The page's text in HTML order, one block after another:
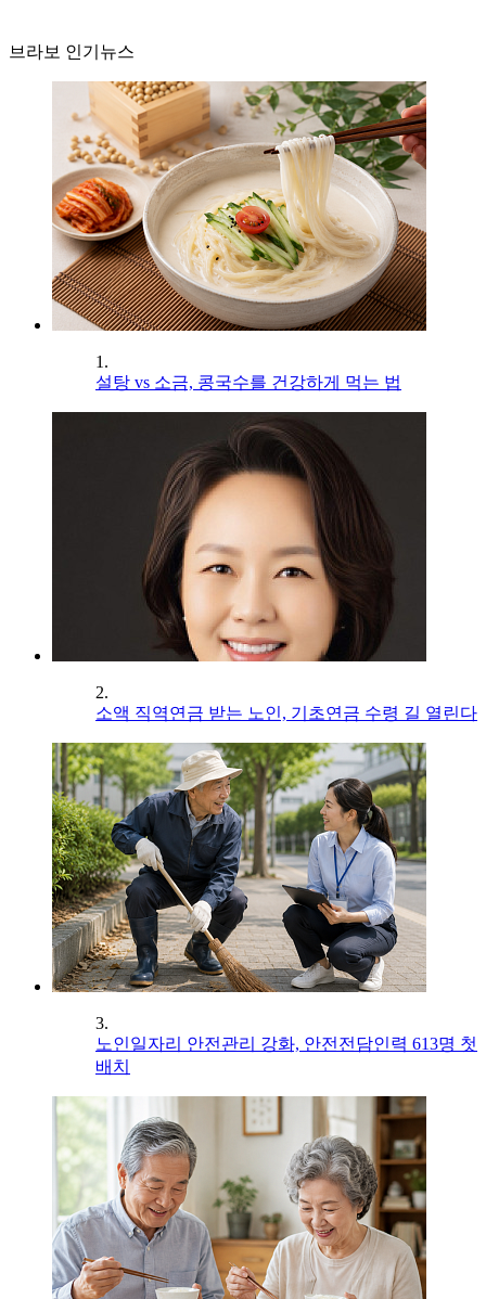
브라보 인기뉴스
1.
설탕 vs 소금, 콩국수를 건강하게 먹는 법
2.
소액 직역연금 받는 노인, 기초연금 수령 길 열린다
3.
노인일자리 안전관리 강화, 안전전담인력 613명 첫
배치